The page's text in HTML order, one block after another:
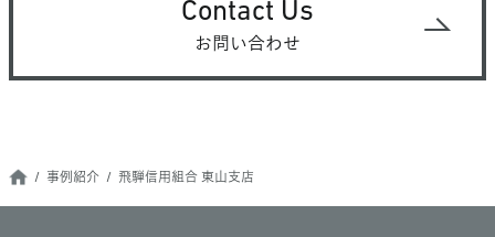
Contact Us
お問い合わせ
事例紹介 飛騨信用組合 東山支店